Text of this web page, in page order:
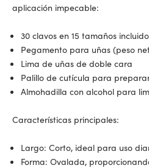
aplicación impecable:
30 clavos en 15 tamaños
Pegamento para uñas (peso
Lima de uñas de doble cara
Palillo de cutícula para
Almohadilla con alcohol para
Características principales:
Largo: Corto, ideal para uso
Forma: Ovalada,